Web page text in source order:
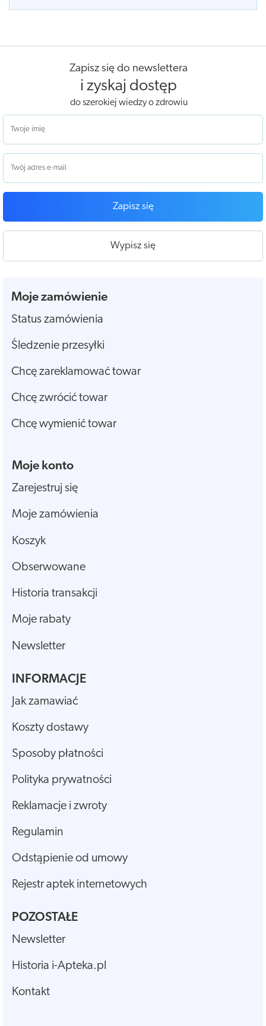
Zapisz się do newslettera
i zyskaj dostęp
do szerokiej wiedzy o zdrowiu
Zapisz się
Wypisz się
Moje zamówienie
Status zamówienia
Śledzenie przesyłki
Chcę zareklamować towar
Chcę zwrócić towar
Chcę wymienić towar
Moje konto
Zarejestruj się
Moje zamówienia
Koszyk
Obserwowane
Historia transakcji
Moje rabaty
Newsletter
INFORMACJE
Jak zamawiać
Koszty dostawy
Sposoby płatności
Polityka prywatności
Reklamacje i zwroty
Regulamin
Odstąpienie od umowy
Rejestr aptek internetowych
POZOSTAŁE
Newsletter
Historia i-Apteka.pl
Kontakt